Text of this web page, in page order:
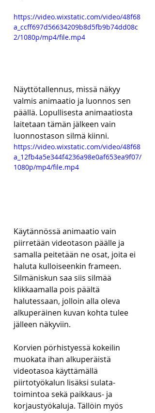
https://video.wixstatic.com/video/48f68
a_ccff697d56634209b8d5fb9b74dd08c
2/1080p/mp4/file.mp4
Näyttötallennus, missä näkyy
valmis animaatio ja luonnos sen
päällä. Lopullisesta animaatiosta
laitetaan tämän jälkeen vain
luonnostason silmä kiinni.
https://video.wixstatic.com/video/48f68
a_12fb4a5e344f4236a98e0af653ea9f07/
1080p/mp4/file.mp4
Käytännössä animaatio vain
piirretään videotason päälle ja
samalla peitetään ne osat, joita ei
haluta kulloiseenkin frameen.
Silmäniskun saa siis silmää
klikkaamalla pois päältä
halutessaan, jolloin alla oleva
alkuperäinen kuvan kohta tulee
jälleen näkyviin.
Korvien pörhistyessä kokeilin
muokata ihan alkuperäistä
videotasoa käyttämällä
piirtotyökalun lisäksi sulata-
toimintoa sekä paikkaus- ja
korjaustyökaluja. Tällöin myös